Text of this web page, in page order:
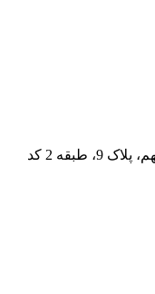
تهران، دریان نو، خیابان ستارخان، خیابان نهم، پلاک 9، طبقه 2 کد